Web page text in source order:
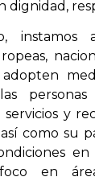
dignidad,
instamos
y
como su
en
en